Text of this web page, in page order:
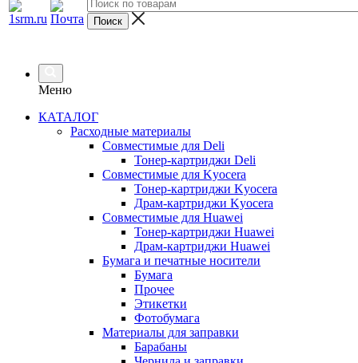
Меню
КАТАЛОГ
Расходные материалы
Совместимые для Deli
Тонер-картриджи Deli
Совместимые для Kyocera
Тонер-картриджи Kyocera
Драм-картриджи Kyocera
Совместимые для Huawei
Тонер-картриджи Huawei
Драм-картриджи Huawei
Бумага и печатные носители
Бумага
Прочее
Этикетки
Фотобумага
Материалы для заправки
Барабаны